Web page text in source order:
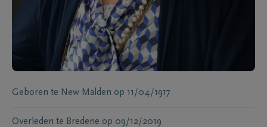
Geboren te New Malden op 11/04/1917
Overleden te Bredene op 09/12/2019